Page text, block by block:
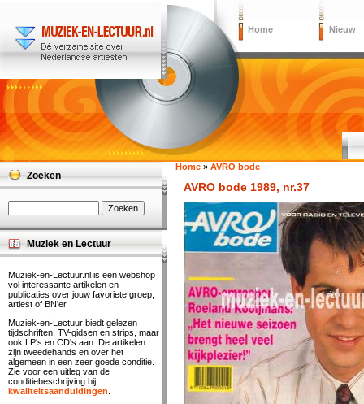
Home Nieuw
Home » AVRO bode
AVRO bode 1989, nr.37
Zoeken
Muziek en Lectuur
Muziek-en-Lectuur.nl is een webshop
vol interessante artikelen en
publicaties over jouw favoriete groep,
artiest of BN'er.
Muziek-en-Lectuur biedt gelezen
tijdschriften, TV-gidsen en strips, maar
ook LP's en CD's aan. De artikelen
zijn tweedehands en over het
algemeen in een zeer goede conditie.
Zie voor een uitleg van de
conditiebeschrijving bij
kwaliteitsaanduidingen